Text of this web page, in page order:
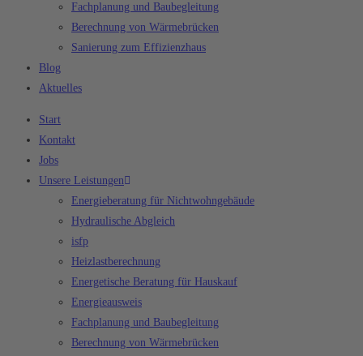
Fachplanung und Baubegleitung
Berechnung von Wärmebrücken
Sanierung zum Effizienzhaus
Blog
Aktuelles
Start
Kontakt
Jobs
Unsere Leistungen
Energieberatung für Nichtwohngebäude
Hydraulische Abgleich
isfp
Heizlastberechnung
Energetische Beratung für Hauskauf
Energieausweis
Fachplanung und Baubegleitung
Berechnung von Wärmebrücken